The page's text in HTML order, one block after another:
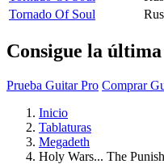
Tornado Of Soul
Consigue la
Prueba Guitar Pro Comprar
Inicio
Tablaturas
Megadeth
Holy Wars... The